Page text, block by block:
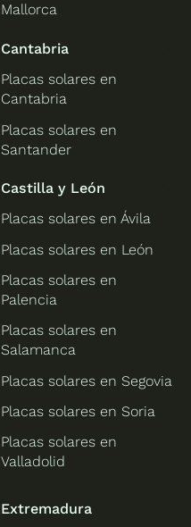
Mallorca
Cantabria
Placas solares en
Cantabria
Placas solares en
Santander
Castilla y León
Placas solares en Ávila
Placas solares en León
Placas solares en
Palencia
Placas solares en
Salamanca
Placas solares en Segovia
Placas solares en Soria
Placas solares en
Valladolid
Extremadura